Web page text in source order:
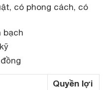
có phong cách, có
bạch
Quyền lợi